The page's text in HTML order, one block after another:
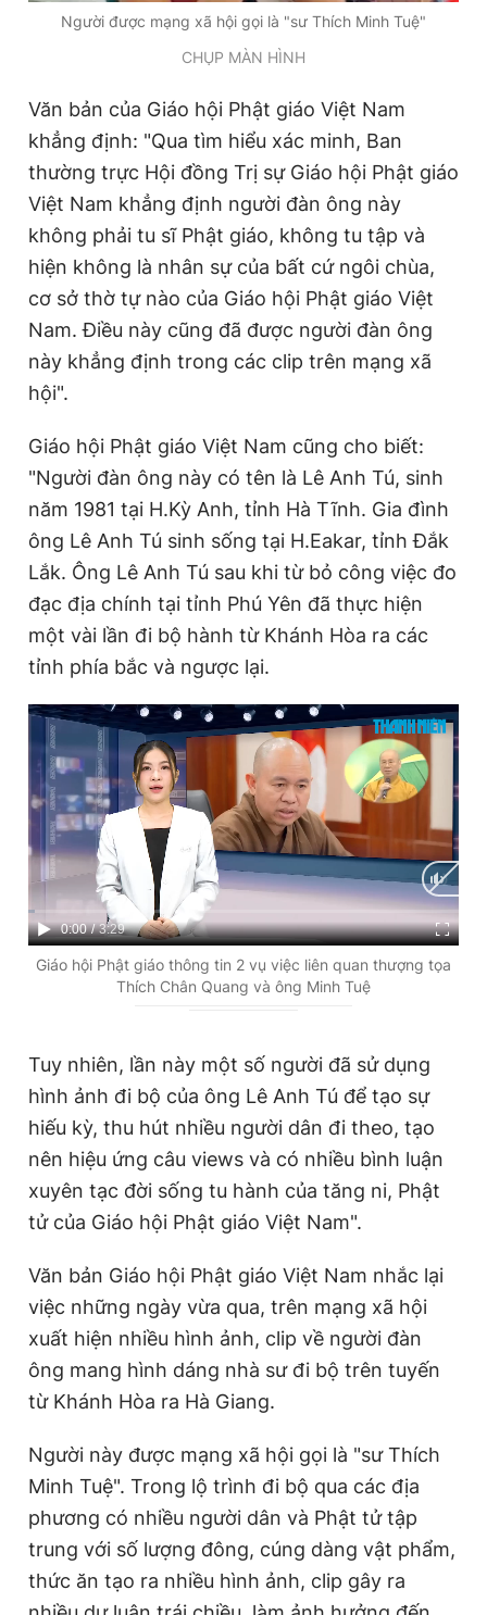
Đặt báo Quảng cáo RSS Tòa soạn Chính sách bảo
Tổng biên tập: Nguyễn Ngọc Toàn
Phó tổng biên tập: Lâm Hiếu Dũng
Phó tổng biên tập: Trần Việt Hưng
Tổng thư ký tòa soạn: Đức Trung
Giấy phép xuất bản số 110/GP - BTTTT cấp ngày 24.3.2020
© 2003-2026 Bản quyền thuộc về Báo Thanh Niên. Cấm sao
chép dưới mọi hình thức nếu không có sự chấp thuận bằng văn
bản. Phát triển bởi ePi Technologies, JSC.
Người được mạng xã hội gọi là "sư Thích Minh Tuệ"
CHỤP MÀN HÌNH
Văn bản của Giáo hội Phật giáo Việt Nam
khẳng định: "Qua tìm hiểu xác minh, Ban
thường trực Hội đồng Trị sựGiáo hội Phật giáo
Việt Nam khẳng định người đàn ông này
không phải tu sĩPhật giáo, không tu tập và
hiện không là nhân sự của bất cứ ngôi chùa,
cơ sở thờ tự nào của Giáo hội Phật giáo Việt
Nam. Điều này cũng đã được người đàn ông
này khẳng định trong các clip trên mạng xã
hội".
Giáo hội Phật giáo Việt Nam cũng cho biết:
"Người đàn ông này có tên là Lê Anh Tú, sinh
năm 1981 tại H.Kỳ Anh, tỉnh Hà Tĩnh. Gia đình
ông Lê Anh Tú sinh sống tại H.Eakar, tỉnh Đắk
Lắk. Ông Lê Anh Tú sau khi từ bỏ công việc đo
đạc địa chính tại tỉnh Phú Yên đã thực hiện
một vài lần đi bộ hành từ Khánh Hòa ra các
tỉnh phía bắc và ngược lại.
C
u
e
n
t
T
i
m
0:00 / D
u
t
i
o
n
3:29
Giáo hội Phật giáo thông tin 2 vụ việc liên quan thượng tọa
Thích Chân Quang và ông Minh Tuệ
Tuy nhiên, lần này một số người đã sử dụng
hình ảnh đi bộ của ông Lê Anh Tú để tạo sự
hiếu kỳ, thu hút nhiều người dân đi theo, tạo
nên hiệu ứng câu views và có nhiều bình luận
xuyên tạc đời sống tu hành của tăng ni, Phật
tử của Giáo hội Phật giáo Việt Nam".
Văn bản Giáo hội Phật giáo Việt Nam nhắc lại
việc những ngày vừa qua, trên mạng xã hội
xuất hiện nhiều hình ảnh, clip về người đàn
ông mang hình dáng nhà sư đi bộ trên tuyến
từ Khánh Hòa ra Hà Giang.
Người này được mạng xã hội gọi là "sư Thích
Minh Tuệ". Trong lộ trình đi bộ qua các địa
phương có nhiều người dân và Phật tử tập
trung với số lượng đông, cúng dàng vật phẩm,
thức ăn tạo ra nhiều hình ảnh, clip gây ra